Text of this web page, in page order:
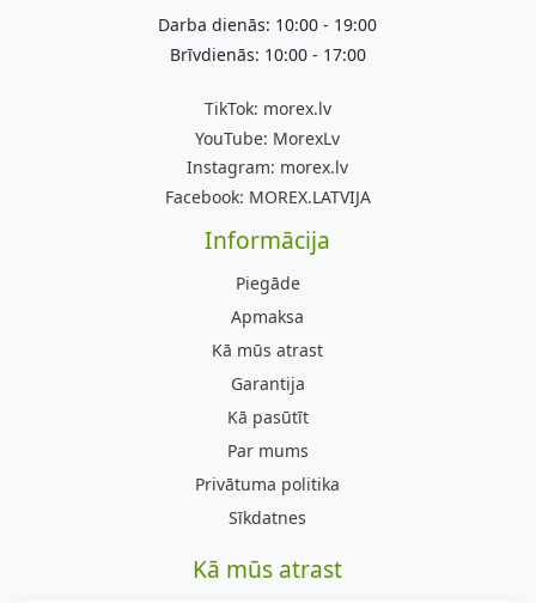
Darba dienās: 10:00 - 19:00
Brīvdienās: 10:00 - 17:00
TikTok: morex.lv
YouTube: MorexLv
Instagram: morex.lv
Facebook: MOREX.LATVIJA
Informācija
Piegāde
Apmaksa
Kā mūs atrast
Garantija
Kā pasūtīt
Par mums
Privātuma politika
Sīkdatnes
Kā mūs atrast